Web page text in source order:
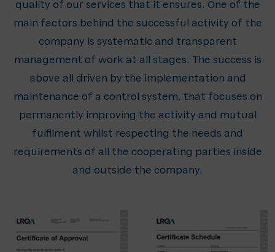
quality of our services that it ensures. One of the
main factors behind the successful activity of the
company is systematic and transparent
management of work at all stages. The success is
above all driven by the implementation and
maintenance of a control system, that focuses on
permanently improving the activity and mutual
fulfilment whilst respecting the needs and
requirements of all the cooperating parties inside
and outside the company.